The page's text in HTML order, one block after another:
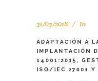
31/03/2018 In
ADAPTACIÓN A
IMPLANTACIÓN
14001:2015,
ISO/IEC 27001 Y